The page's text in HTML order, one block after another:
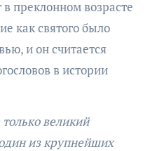
преклонном возрасте
как святого было
и он считается
в истории
великий
из крупнейших